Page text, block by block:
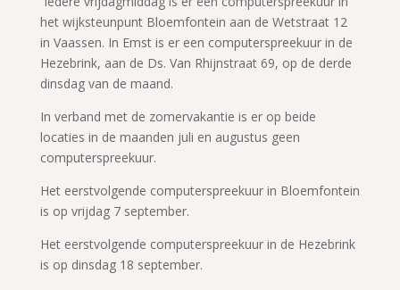
het wijksteunpunt Bloemfontein aan de Wetstraat 12
in Vaassen. In Emst is er een computerspreekuur in de
Hezebrink, aan de Ds. Van Rhijnstraat 69, op de derde
dinsdag van de maand.
In verband met de zomervakantie is er op beide
locaties in de maanden juli en augustus geen
computerspreekuur.
Het eerstvolgende computerspreekuur in Bloemfontein
is op vrijdag 7 september.
Het eerstvolgende computerspreekuur in de Hezebrink
is op dinsdag 18 september.